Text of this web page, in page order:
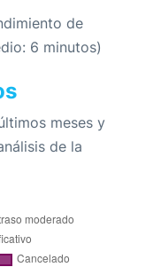
de
6 minutos)
meses y
de la